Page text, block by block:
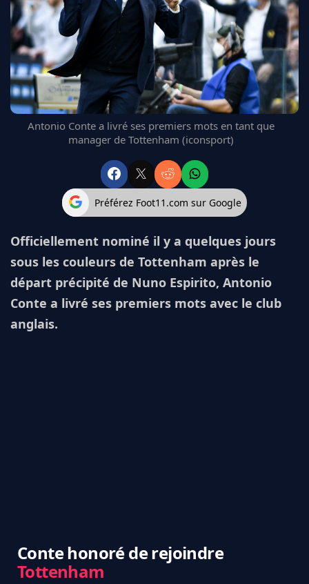
FC BARCELONE
MANCHESTER UNITED
CHELSEA
ARSENAL
BAYERN
L'AVIS DE LA RÉDAC'
Antonio Conte a livré ses premiers mots en tant que
manager de Tottenham (iconsport)
Préférez Foot11.com sur Google
Officiellement nominé il y a quelques jours
sous les couleurs de Tottenham après le
départ précipité de Nuno Espirito, Antonio
Conte a livré ses premiers mots avec le club
anglais.
Conte honoré de rejoindre
Tottenham